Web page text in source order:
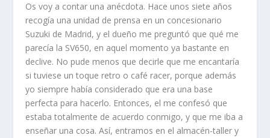
Os voy a contar una anécdota. Hace unos siete años
recogía una unidad de prensa en un concesionario
Suzuki de Madrid, y el dueño me preguntó que qué me
parecía la SV650, en aquel momento ya bastante en
declive. No pude menos que decirle que me encantaría
si tuviese un toque retro o café racer, porque además
yo siempre había considerado que era una base
perfecta para hacerlo. Entonces, el me confesó que
estaba totalmente de acuerdo conmigo, y que me iba a
enseñar una cosa. Así, entramos en el almacén-taller y